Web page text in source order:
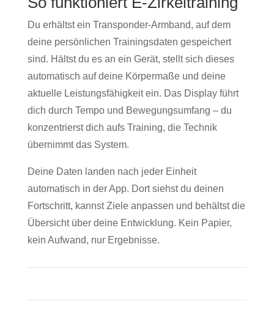
Du erhältst ein Transponder-Armband, auf dem
deine persönlichen Trainingsdaten gespeichert
sind. Hältst du es an ein Gerät, stellt sich dieses
automatisch auf deine Körpermaße und deine
aktuelle Leistungsfähigkeit ein. Das Display führt
dich durch Tempo und Bewegungsumfang – du
konzentrierst dich aufs Training, die Technik
übernimmt das System.
Deine Daten landen nach jeder Einheit
automatisch in der App. Dort siehst du deinen
Fortschritt, kannst Ziele anpassen und behältst die
Übersicht über deine Entwicklung. Kein Papier,
kein Aufwand, nur Ergebnisse.